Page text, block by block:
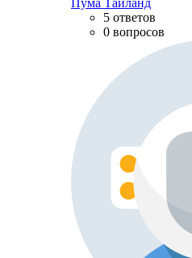
Пума Тайланд
5 ответов
0 вопросов